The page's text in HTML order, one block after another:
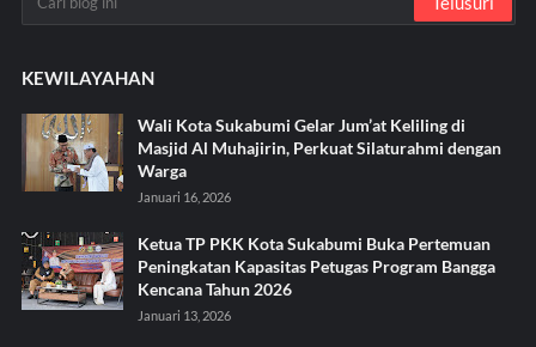
KEWILAYAHAN
Wali Kota Sukabumi Gelar Jum’at Keliling di
Masjid Al Muhajirin, Perkuat Silaturahmi dengan
Warga
Januari 16, 2026
Ketua TP PKK Kota Sukabumi Buka Pertemuan
Peningkatan Kapasitas Petugas Program Bangga
Kencana Tahun 2026
Januari 13, 2026